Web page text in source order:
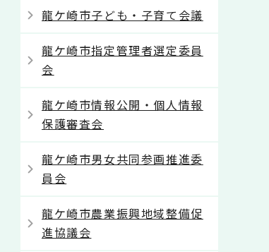
龍ケ崎市子ども・子育て会議
龍ケ崎市指定管理者選定委員
会
龍ケ崎市情報公開・個人情報
保護審査会
龍ケ崎市男女共同参画推進委
員会
龍ケ崎市農業振興地域整備促
進協議会